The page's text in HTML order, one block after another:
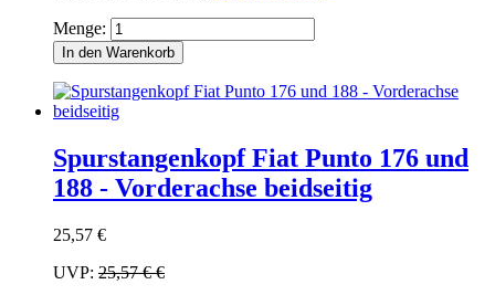
Menge:
In den Warenkorb
Spurstangenkopf Fiat Punto 176 und
188 - Vorderachse beidseitig
25,57 €
UVP: 25,57 €€